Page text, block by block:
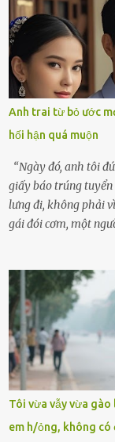
hôm ấy lại đặc biệt
cùng cô con gái 8
con đi biển hai ngày,
sẽ kể cho em nghe
hiền, vuốt tóc vợ.
lòng cũng rộn ràng.
nên lần này cũng
“Con sẽ nhặt thật
bánh rời khỏi bến...
Anh trai từ bỏ ước
hối hận quá muộn
“Ngày đó, anh tôi
giấy báo trúng tuyển
lưng đi, không phải
gái đói cơm, một
có tin tức. Mọi gánh
cụ Nguyễn Thị Đào
Trí là học sinh giỏi
làm thuê, biết đi cày
trong làng thương
nên ông này bà nọ
cái tên mẹ đặt lúc
giữa mùa đông.
thì chỉ toàn đất sỏi
Tôi vừa vẫy vừa
em h/ỏng, không